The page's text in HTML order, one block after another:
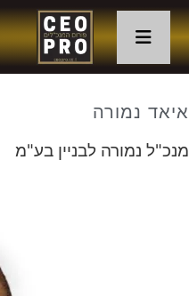
איאד נמורה
מנכ"ל נמורה לבניין בע"מ